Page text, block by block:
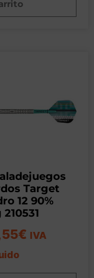
Target
12 90%
€ IVA